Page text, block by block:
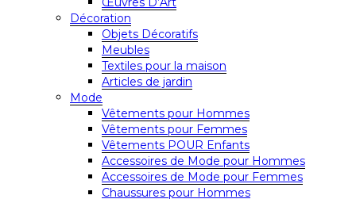
Décoration
Objets Décoratifs
Meubles
Textiles pour la maison
Articles de jardin
Mode
Vêtements pour Hommes
Vêtements pour Femmes
Vêtements POUR Enfants
Accessoires de Mode pour Hommes
Accessoires de Mode pour Femmes
Chaussures pour Hommes